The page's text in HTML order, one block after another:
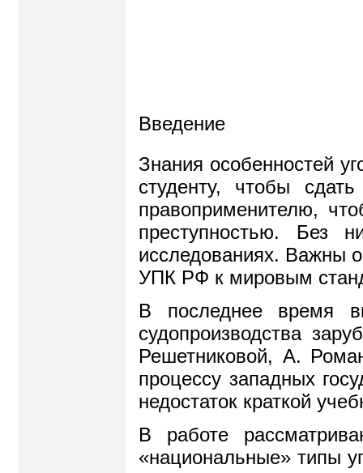
Введение
Знания особенностей
студенту, чтобы
правоприменителю,
преступностью. Без
исследованиях. Важны
УПК РФ к мировым
В последнее время
судопроизводства
Решетниковой, А.
процессу западных
недостаток краткой
В работе
«национальные» типы